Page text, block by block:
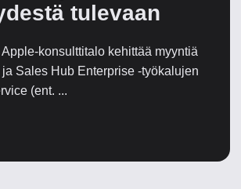
tulevaan
konsulttitalo kehittää myyntiä
Sales Hub Enterprise -työkalujen
(ent. ...